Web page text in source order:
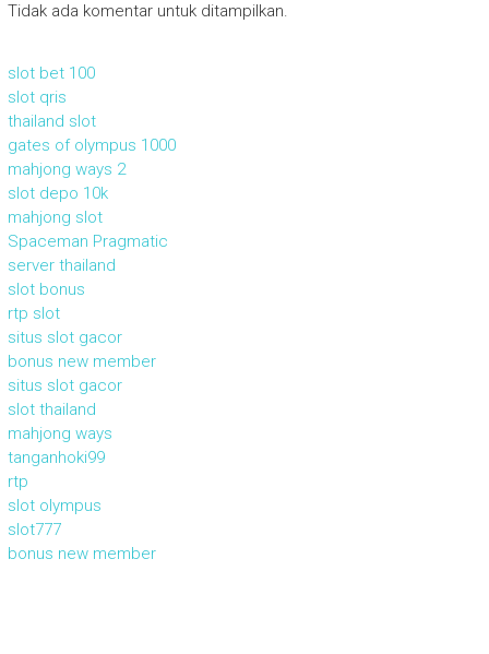
Tidak ada komentar untuk ditampilkan.
slot bet 100
slot qris
thailand slot
gates of olympus 1000
mahjong ways 2
slot depo 10k
mahjong slot
Spaceman Pragmatic
server thailand
slot bonus
rtp slot
situs slot gacor
bonus new member
situs slot gacor
slot thailand
mahjong ways
tanganhoki99
rtp
slot olympus
slot777
bonus new member